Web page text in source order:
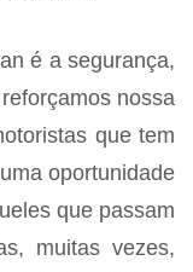
é a segurança,
nossa
que tem
oportunidade
que passam
muitas vezes,